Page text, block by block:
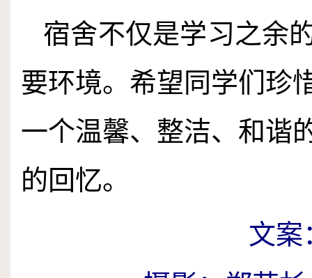
宿舍不仅是学习之余
要环境。希望同学们珍
一个温馨、整洁、和谐
的回忆。
文